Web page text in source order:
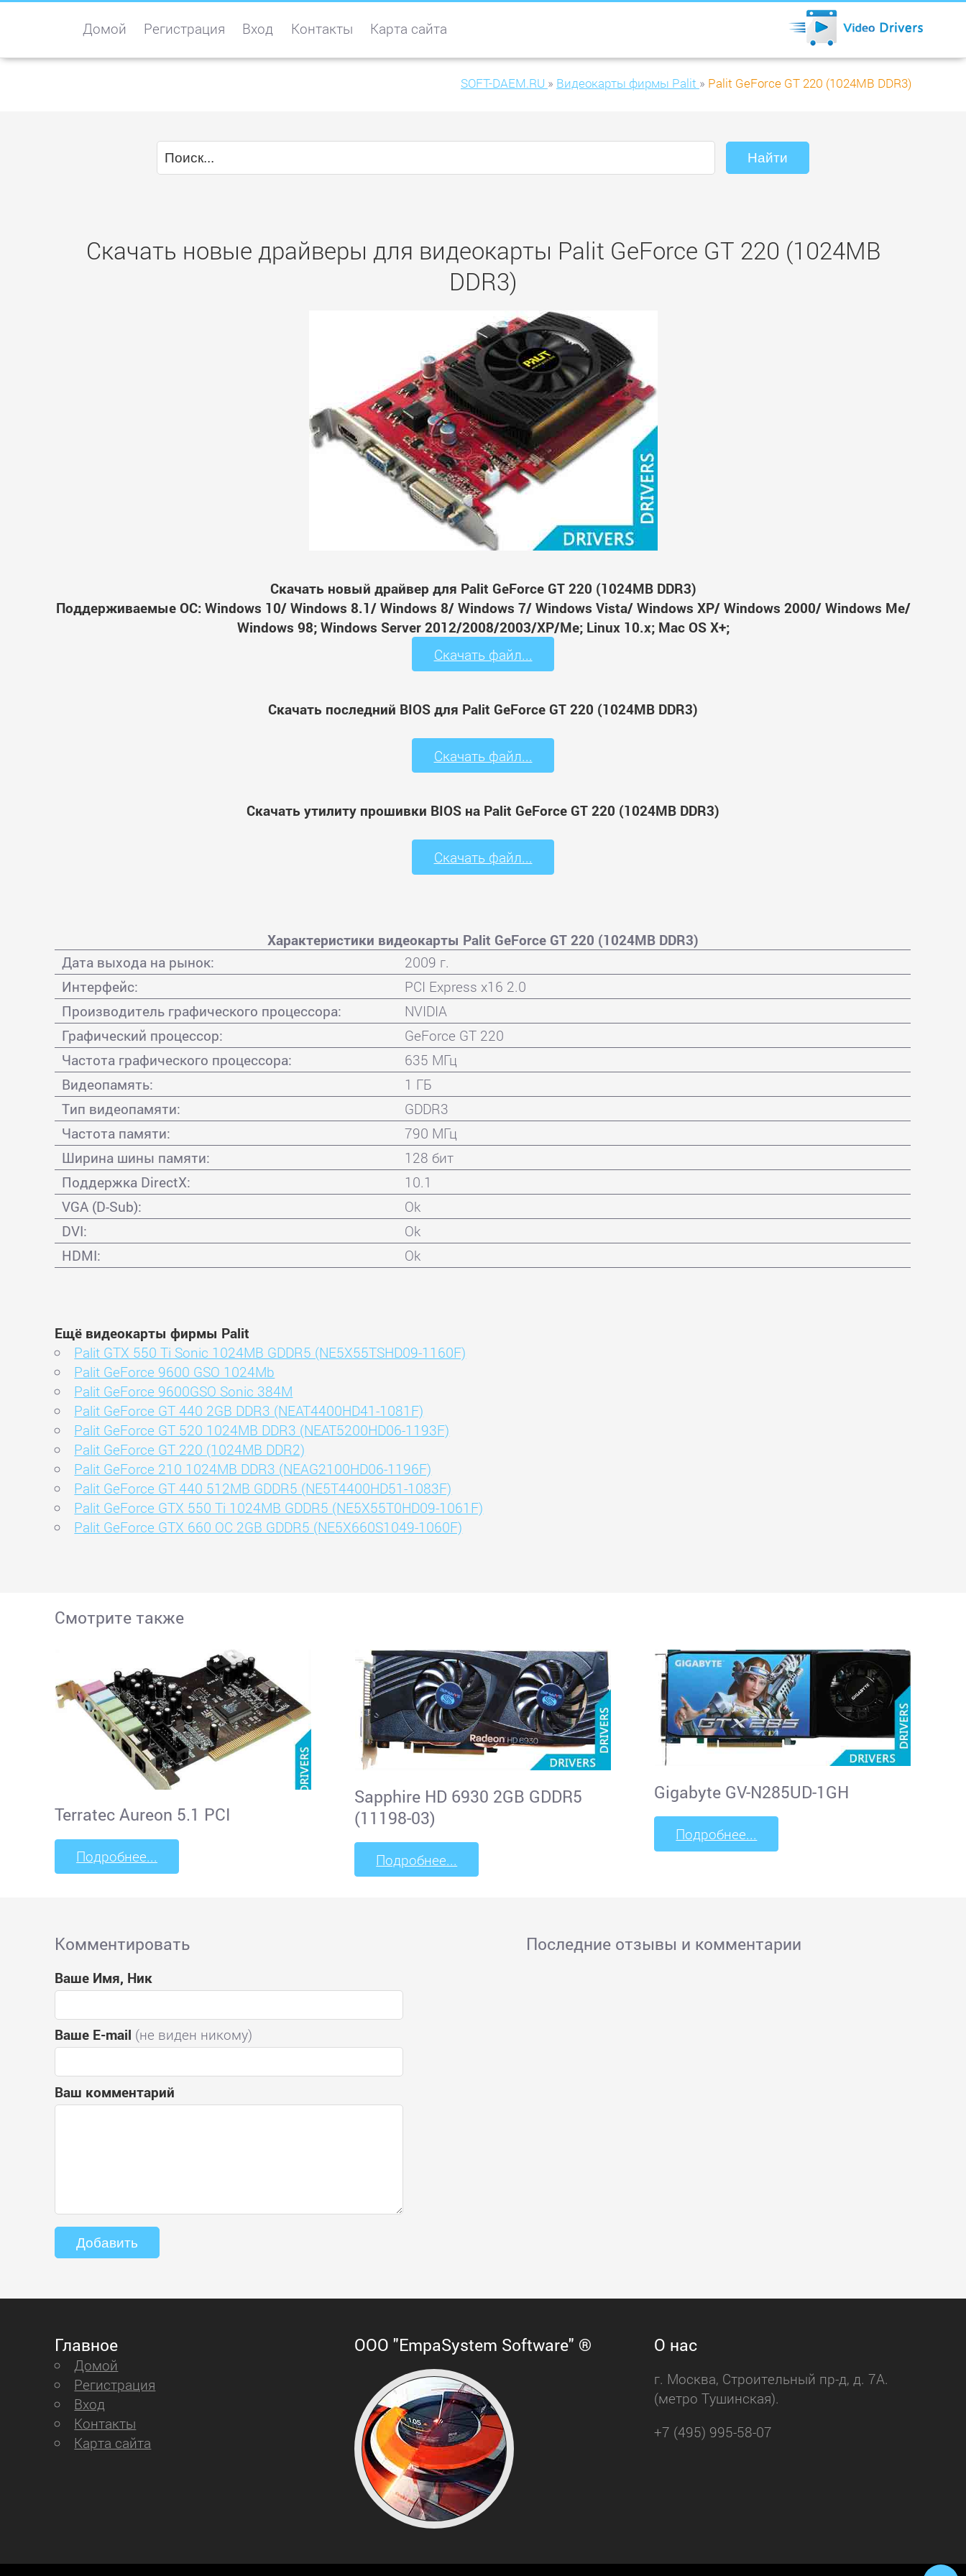
Домой Регистрация Вход Контакты Карта сайта
SOFT-DAEM.RU » Видеокарты фирмы Palit » Palit GeForce GT 220 (1024MB DDR3)
Скачать новые драйверы для видеокарты Palit GeForce GT 220 (1024MB
DDR3)
Скачать новый драйвер для Palit GeForce GT 220 (1024MB DDR3)
Поддерживаемые ОС: Windows 10/ Windows 8.1/ Windows 8/ Windows 7/ Windows Vista/ Windows XP/ Windows 2000/ Windows Me/
Windows 98; Windows Server 2012/2008/2003/XP/Me; Linux 10.x; Mac OS X+;
Скачать файл...
Скачать последний BIOS для Palit GeForce GT 220 (1024MB DDR3)
Скачать файл...
Скачать утилиту прошивки BIOS на Palit GeForce GT 220 (1024MB DDR3)
Скачать файл...
Характеристики видеокарты Palit GeForce GT 220 (1024MB DDR3)
Дата выхода на рынок:
2009 г.
Интерфейс:
PCI Express x16 2.0
Производитель графического процессора:
NVIDIA
Графический процессор:
GeForce GT 220
Частота графического процессора:
635 МГц
Видеопамять:
1 ГБ
Тип видеопамяти:
GDDR3
Частота памяти:
790 МГц
Ширина шины памяти:
128 бит
Поддержка DirectX:
10.1
VGA (D-Sub):
Ok
DVI:
Ok
HDMI:
Ok
Ещё видеокарты фирмы Palit
Palit GTX 550 Ti Sonic 1024MB GDDR5 (NE5X55TSHD09-1160F)
Palit GeForce 9600 GSO 1024Mb
Palit GeForce 9600GSO Sonic 384M
Palit GeForce GT 440 2GB DDR3 (NEAT4400HD41-1081F)
Palit GeForce GT 520 1024MB DDR3 (NEAT5200HD06-1193F)
Palit GeForce GT 220 (1024MB DDR2)
Palit GeForce 210 1024MB DDR3 (NEAG2100HD06-1196F)
Palit GeForce GT 440 512MB GDDR5 (NE5T4400HD51-1083F)
Palit GeForce GTX 550 Ti 1024MB GDDR5 (NE5X55T0HD09-1061F)
Palit GeForce GTX 660 OC 2GB GDDR5 (NE5X660S1049-1060F)
Смотрите также
Terratec Aureon 5.1 PCI
Подробнее...
Sapphire HD 6930 2GB GDDR5
(11198-03)
Подробнее...
Gigabyte GV-N285UD-1GH
Подробнее...
Комментировать
Ваше Имя, Ник
Ваше E-mail (не виден никому)
Ваш комментарий
Последние отзывы и комментарии
Главное
Домой
Регистрация
Вход
Контакты
Карта сайта
ООО "EmpaSystem Software" ® О нас
г. Москва, Строительный пр-д, д. 7А.
(метро Тушинская).
+7 (495) 995-58-07